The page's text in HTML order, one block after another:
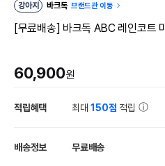
강아지 바크독 브랜드관 이동
[무료배송] 바크독 ABC 레인코트
60,900원
적립혜택 최대150점 적립
배송정보 무료배송